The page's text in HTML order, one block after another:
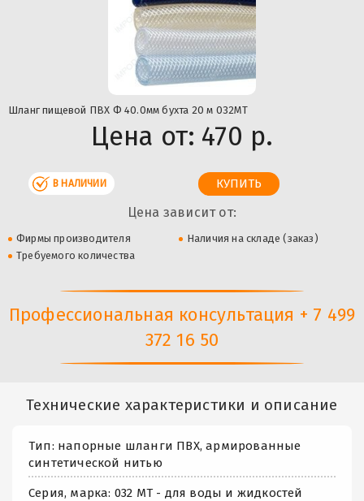
Шланг пищевой ПВХ Ф 40.0мм бухта 20 м 032МТ
Цена от: 470 р.
В НАЛИЧИИ
Цена зависит от:
Фирмы производителя
Наличия на складе (заказ)
Требуемого количества
Профессиональная консультация + 7 499
372 16 50
Технические характеристики и описание
Тип: напорные шланги ПВХ, армированные
синтетической нитью
Серия, марка: 032 МТ - для воды и жидкостей